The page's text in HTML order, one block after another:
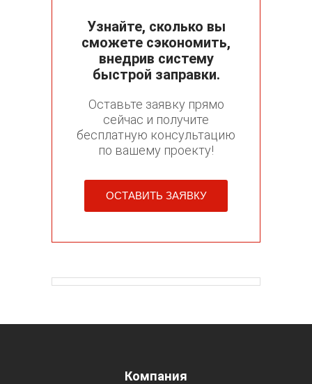
Узнайте, сколько вы
сможете сэкономить,
внедрив систему
быстрой заправки.
Оставьте заявку прямо
сейчас и получите
бесплатную консультацию
по вашему проекту!
ОСТАВИТЬ ЗАЯВКУ
Компания